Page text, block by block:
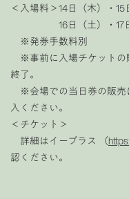
＜入場料＞14日（木）・
16日（土）・17日
※発券手数料別
※事前に入場チケットの
終了。
※会場での当日券の販売
入ください。
＜チケット＞
詳細はイープラス （
認ください。